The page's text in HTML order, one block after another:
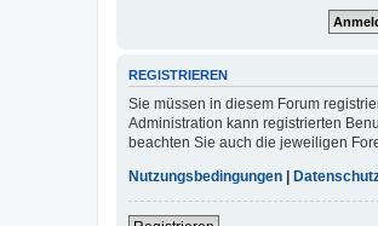
REGISTRIEREN
Sie müssen in diesem Forum
Administration kann registrierten
beachten Sie auch die jeweiligen
Nutzungsbedingungen |